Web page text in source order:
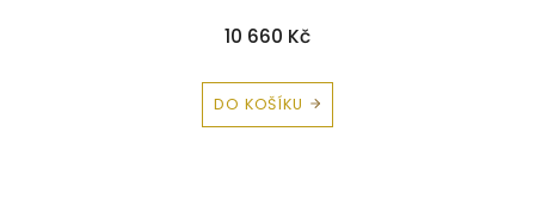
10 660 Kč
DO KOŠÍKU